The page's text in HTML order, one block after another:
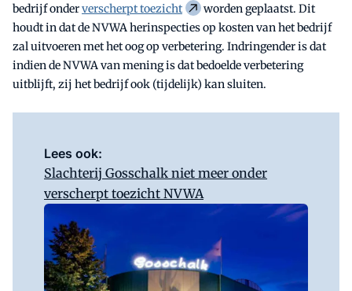
bedrijf onderverscherpt toezicht
worden geplaatst. Dit
houdt in dat de NVWA herinspecties op kosten van het bedrijf
zal uitvoeren met het oog op verbetering. Indringender is dat
indien de NVWA van mening is dat bedoelde verbetering
uitblijft, zij het bedrijf ook (tijdelijk) kan sluiten.
Lees ook:
Slachterij Gosschalk niet meer onder
verscherpt toezicht NVWA